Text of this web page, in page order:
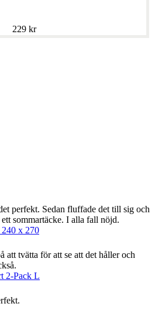
229 kr
perfekt. Sedan fluffade det till sig och
sommartäcke. I alla fall nöjd.
x 270
att tvätta för att se att det håller och
2-Pack L